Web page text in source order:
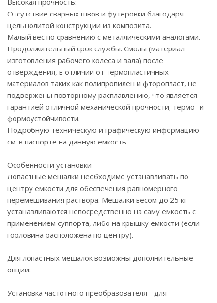
Высокая прочность:
Отсутствие сварных швов и футеровки благодаря
цельнолитой конструкции из композита.
Малый вес по сравнению с металлическими аналогами.
Продолжительный срок службы: Смолы (материал
изготовления рабочего колеса и вала) после
отверждения, в отличии от термопластичных
материалов таких как полипропилен и фторопласт, не
подвержены повторному расплавлению, что является
гарантией отличной механической прочности, термо- и
формоустойчивости.
Подробную техническую и графическую информацию
см. в паспорте на данную емкость.
Особенности установки
Лопастные мешалки необходимо устанавливать по
центру емкости для обеспечения равномерного
перемешивания раствора. Мешалки весом до 25 кг
устанавливаются непосредственно на саму емкость с
применением суппорта, либо на крышку емкости (если
горловина расположена по центру).
Для лопастных мешалок возможны дополнительные
опции:
Установка частотного преобразователя - для